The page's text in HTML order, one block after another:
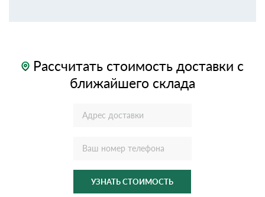
Рассчитать стоимость доставки с
ближайшего склада
УЗНАТЬ СТОИМОСТЬ